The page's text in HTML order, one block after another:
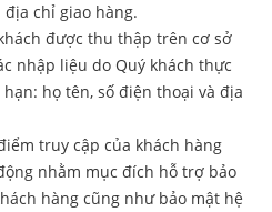
chỉ giao hàng.
được thu thập trên cơ sở
nhập liệu do Quý khách thực
họ tên, số điện thoại và địa
truy cập của khách hàng
nhằm mục đích hỗ trợ bảo
hàng cũng như bảo mật hệ